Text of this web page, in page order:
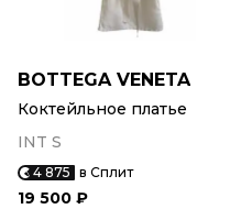
BOTTEGA VENETA
Коктейльное платье
INT S
4 875 в Сплит
19 500 ₽